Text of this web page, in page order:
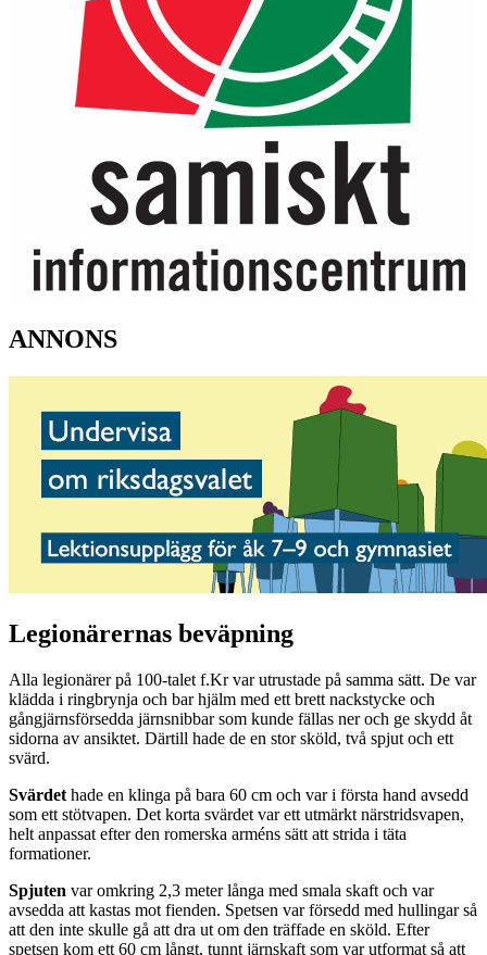
ANNONS
Legionärernas beväpning
Alla legionärer på 100-talet f.Kr var utrustade på samma sätt. De var
klädda i ringbrynja och bar hjälm med ett brett nackstycke och
gångjärnsförsedda järnsnibbar som kunde fällas ner och ge skydd åt
sidorna av ansiktet. Därtill hade de en stor sköld, två spjut och ett
svärd.
Svärdet hade en klinga på bara 60 cm och var i första hand avsedd
som ett stötvapen. Det korta svärdet var ett utmärkt närstridsvapen,
helt anpassat efter den romerska arméns sätt att strida i täta
formationer.
Spjuten var omkring 2,3 meter långa med smala skaft och var
avsedda att kastas mot fienden. Spetsen var försedd med hullingar så
att den inte skulle gå att dra ut om den träffade en sköld. Efter
spetsen kom ett 60 cm långt, tunnt järnskaft som var utformat så att